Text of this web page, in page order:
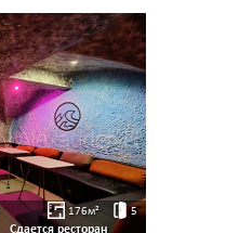
176м² 5
Сдается ресторан